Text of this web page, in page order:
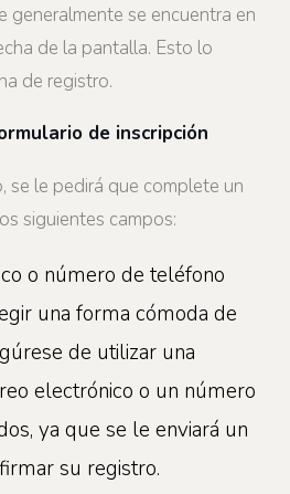
generalmente se encuentra en
de la pantalla. Esto lo
de registro.
de inscripción
se le pedirá que complete un
siguientes campos:
o número de teléfono
una forma cómoda de
de utilizar una
electrónico o un número
ya que se le enviará un
su registro.